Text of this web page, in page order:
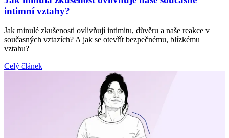
intimní vztahy?
Jak minulé zkušenosti ovlivňují intimitu, důvěru a naše reakce v
současných vztazích? A jak se otevřít bezpečnému, blízkému
vztahu?
Celý článek